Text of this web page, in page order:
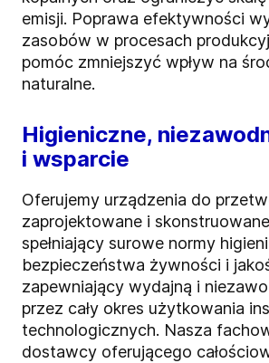
emisji. Poprawa efektywności
zasobów w procesach
pomóc zmniejszyć wpływ na
naturalne.
Higieniczne,
i wsparcie
Oferujemy urządzenia do
zaprojektowane i
spełniający surowe normy
bezpieczeństwa żywności i
zapewniający wydajną i
przez cały okres użytkowania
technologicznych. Nasza
dostawcy oferującego